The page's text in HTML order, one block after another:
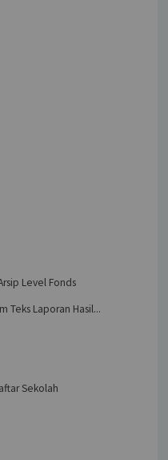
Level Fonds
Teks Laporan Hasil...
Sekolah